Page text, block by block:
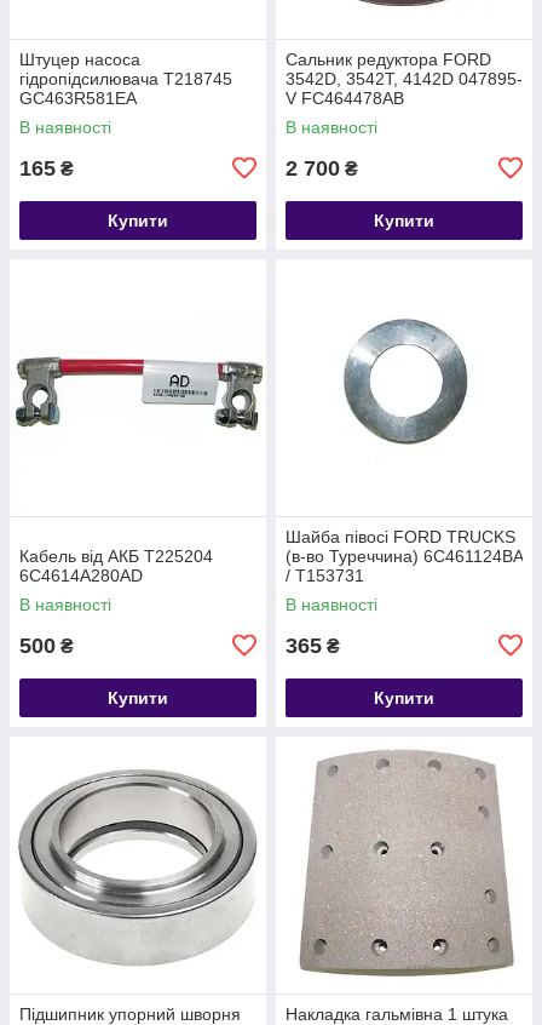
Штуцер насоса
гідропідсилювача T218745
GC463R581EA
В наявності
165 ₴
Купити
Сальник редуктора FORD
3542D, 3542T, 4142D 047895-
V FC464478AB
В наявності
2 700 ₴
Купити
Кабель від АКБ T225204
6C4614A280AD
В наявності
500 ₴
Купити
Шайба півосі FORD TRUCKS
(в-во Туреччина) 6C461124BA
/ T153731
В наявності
365 ₴
Купити
Підшипник упорний шворня
Накладка гальмівна 1 штука